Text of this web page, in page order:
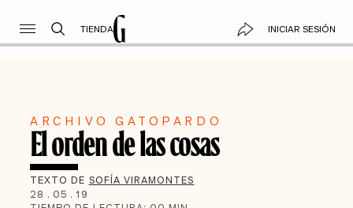
TIENDA INICIAR SESIÓN
ARCHIVO GATOPARDO
El orden de las cosas
TEXTO DE SOFÍA VIRAMONTES
28 . 05 . 19